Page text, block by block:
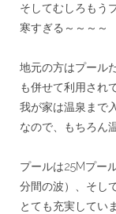
そしてむしろもう
寒すぎる～～～～
地元の方はプール
も併せて利用され
我が家は温泉まで
なので、
もちろん
プールは25Mプー
分間の波）、そし
とても充実してい